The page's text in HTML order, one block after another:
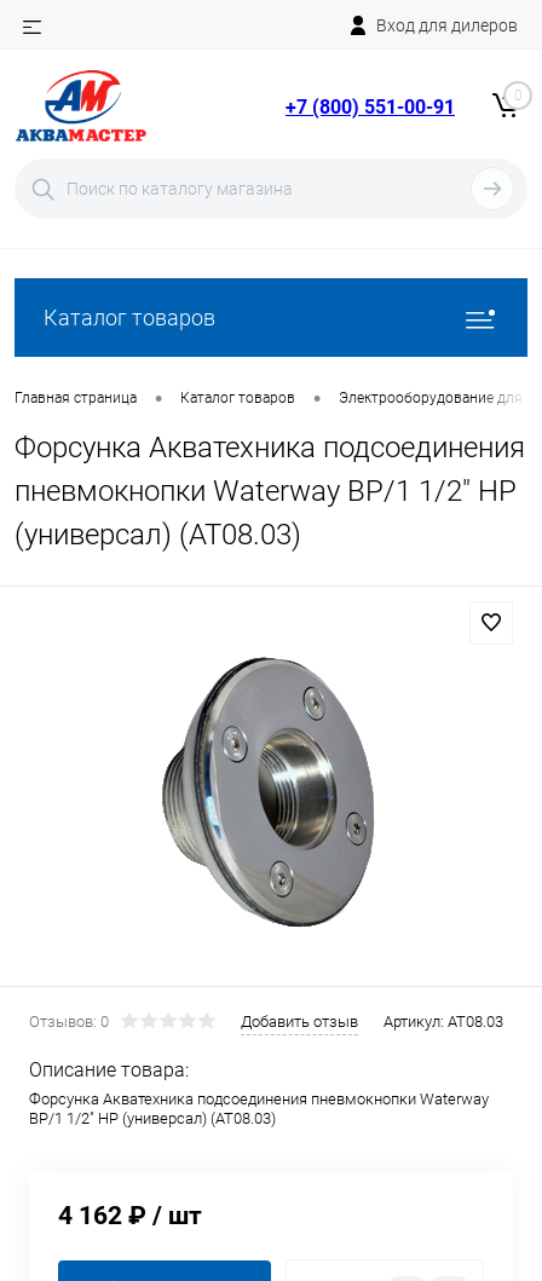
Вход для дилеров
+7 (800) 551-00-91 0
Каталог товаров
Главная страница • Каталог товаров • Электрооборудование для
Форсунка Акватехника подсоединения
пневмокнопки Waterway ВР/1 1/2" НР
(универсал) (AT08.03)
Отзывов: 0 Добавить отзыв Артикул: AT08.03
Описание товара:
Форсунка Акватехника подсоединения пневмокнопки Waterway
ВР/1 1/2" НР (универсал) (AT08.03)
4 162 ₽ / шт